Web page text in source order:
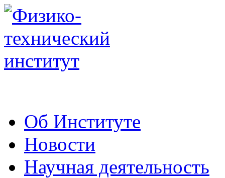
Об Институте
Новости
Научная деятельность